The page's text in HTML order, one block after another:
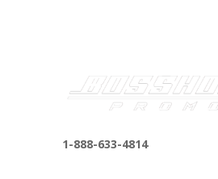
1-888-633-4814